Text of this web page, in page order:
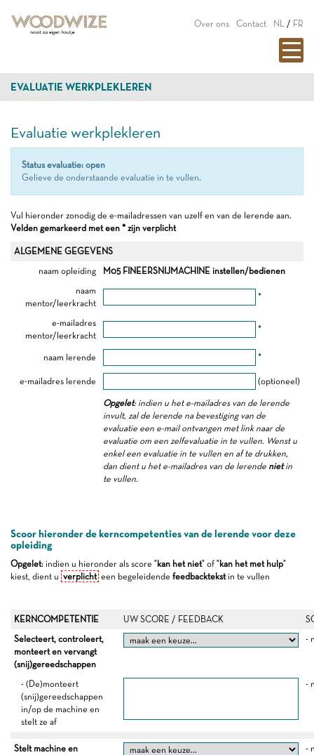
Over ons Contact NL / FR
EVALUATIE WERKPLEKLEREN
Evaluatie werkplekleren
Status evaluatie: open
Gelieve de onderstaande evaluatie in te vullen.
Vul hieronder zonodig de e-mailadressen van uzelf en van de lerende aan.
Velden gemarkeerd met een * zijn verplicht
ALGEMENE GEGEVENS
naam opleiding
M05 FINEERSNIJMACHINE instellen/bedienen
naam
mentor/leerkracht
*
e-mailadres
mentor/leerkracht
*
naam lerende *
e-mailadres lerende (optioneel)
Opgelet: indien u het e-mailadres van de lerende
invult, zal de lerende na bevestiging van de
evaluatie een e-mail ontvangen met link naar de
evaluatie om een zelfevaluatie in te vullen. Wenst u
enkel een evaluatie in te vullen en af te drukken,
dan dient u het e-mailadres van de lerende nietin
te vullen.
Scoor hieronder de kerncompetenties van de lerende voor deze
opleiding
Opgelet: indien u hieronder als score "kan het niet" of "kan het met hulp"
kiest, dient u verplicht een begeleidende feedbacktekstin te vullen
KERNCOMPETENTIE UW SCORE / FEEDBACK
Selecteert, controleert,
monteert en vervangt
(snij)gereedschappen
-
- (De)monteert
(snij)gereedschappen
in/op de machine en
stelt ze af
-
Stelt machine en
-